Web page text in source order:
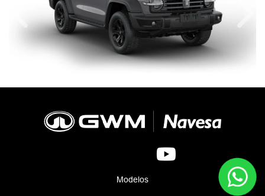
Anterior
Modelos